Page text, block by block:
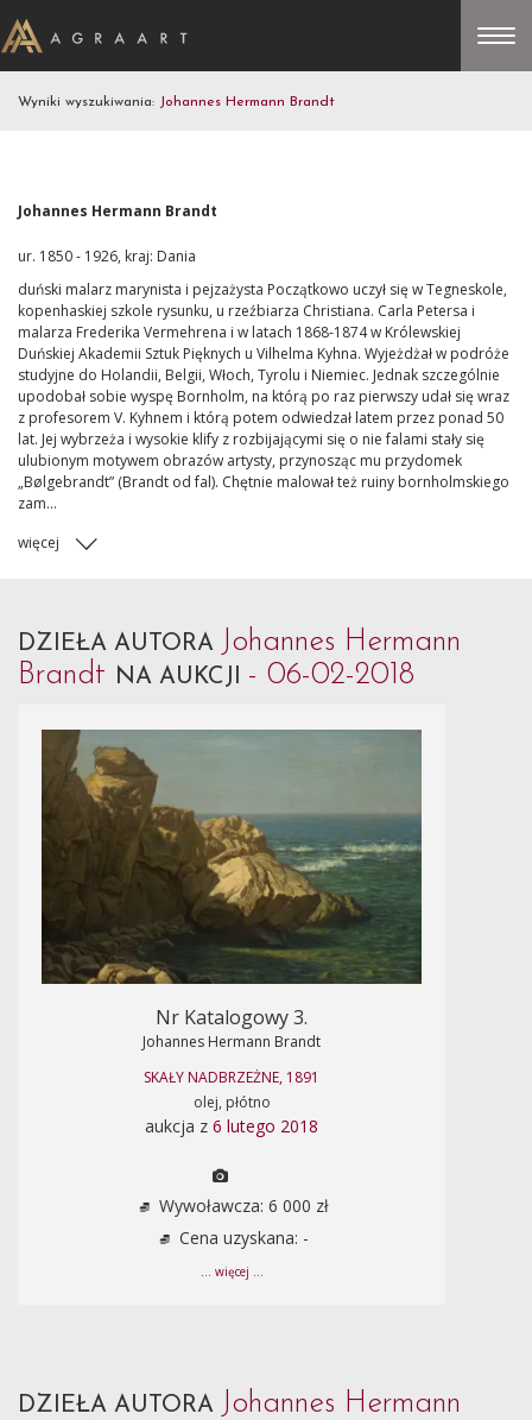
Wyniki wyszukiwania: Johannes Hermann Brandt
Johannes Hermann Brandt
ur. 1850 - 1926, kraj: Dania
duński malarz marynista i pejzażysta Początkowo uczył się w Tegneskole,
kopenhaskiej szkole rysunku, u rzeźbiarza Christiana. Carla Petersa i
malarza Frederika Vermehrena i w latach 1868-1874 w Królewskiej
Duńskiej Akademii Sztuk Pięknych u Vilhelma Kyhna. Wyjeżdżał w podróże
studyjne do Holandii, Belgii, Włoch, Tyrolu i Niemiec. Jednak szczególnie
upodobał sobie wyspę Bornholm, na którą po raz pierwszy udał się wraz
z profesorem V. Kyhnem i którą potem odwiedzał latem przez ponad 50
lat. Jej wybrzeża i wysokie klify z rozbijającymi się o nie falami stały się
ulubionym motywem obrazów artysty, przynosząc mu przydomek
„Bølgebrandt” (Brandt od fal). Chętnie malował też ruiny bornholmskiego
zam...
więcej
DZIEŁA AUTORA Johannes Hermann
Brandt NA AUKCJI - 06-02-2018
Nr Katalogowy 3.
Johannes Hermann Brandt
SKAŁY NADBRZEŻNE, 1891
olej, płótno
aukcja z 6 lutego 2018
Wywoławcza: 6 000 zł
Cena uzyskana: -
... więcej ...
DZIEŁA AUTORA Johannes Hermann